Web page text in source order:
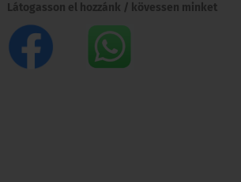
Látogasson el hozzánk / kövessen minket